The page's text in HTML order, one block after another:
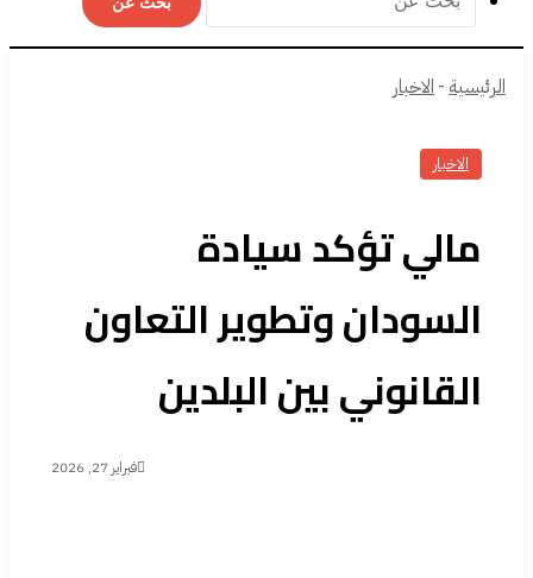
الرئيسية-الاخبار
الاخبار
مالي تؤكد سيادة
السودان وتطوير التعاون
القانوني بين البلدين
فبراير 27, 2026